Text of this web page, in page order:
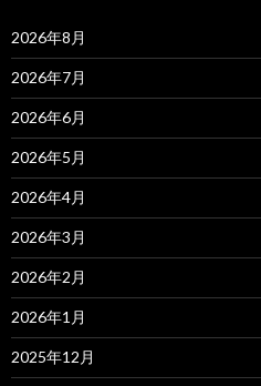
2026年8月
2026年7月
2026年6月
2026年5月
2026年4月
2026年3月
2026年2月
2026年1月
2025年12月